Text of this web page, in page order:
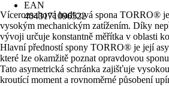
EAN
4043171096522
Vícerozsahová hadicová spona TORRO®
vysokým mechanickým zatížením. Díky
vývoji určuje konstantně měřítka v oblasti
Hlavní předností spony TORRO® je její
které lze okamžitě poznat opravdovou
Tato asymetrická schránka zajišťuje
kroutící moment a rovnoměrné působení